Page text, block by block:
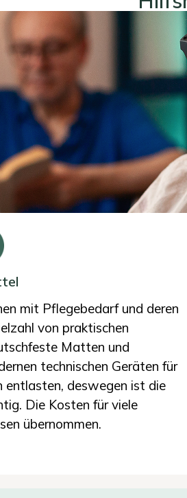
mit Pflegebedarf und deren
von praktischen
Matten und
technischen Geräten für
entlasten, deswegen ist die
Die Kosten für viele
übernommen.